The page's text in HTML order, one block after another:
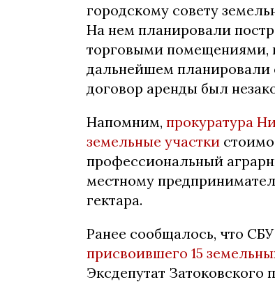
городскому совету
На нем планировали
торговыми помещениями,
дальнейшем планировали
договор аренды был
Напомним, прокуратура
земельные участки
профессиональный
местному
гектара.
Ранее сообщалось, что
присвоившего 15
Эксдепутат Затоковского